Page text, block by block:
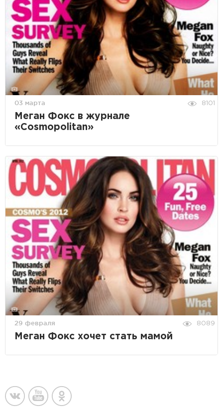
03 марта 8101
Меган Фокс в журнале
«Cosmopolitan»
29 февраля 8089
Меган Фокс хочет стать мамой